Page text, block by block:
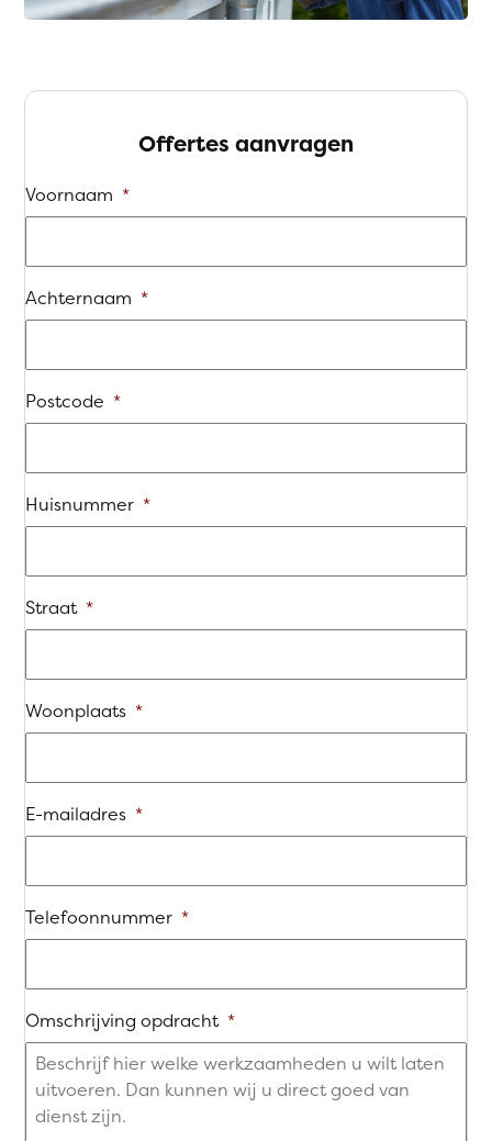
Offertes aanvragen
Voornaam *
Achternaam *
Postcode *
Huisnummer *
Straat *
Woonplaats *
E-mailadres *
Telefoonnummer *
Omschrijving opdracht *